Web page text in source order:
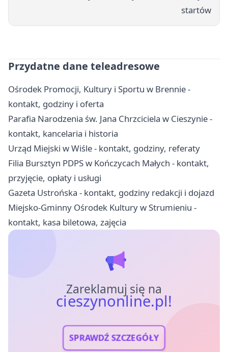
startów
Przydatne dane teleadresowe
Ośrodek Promocji, Kultury i Sportu w Brennie -
kontakt, godziny i oferta
Parafia Narodzenia św. Jana Chrzciciela w Cieszynie -
kontakt, kancelaria i historia
Urząd Miejski w Wiśle - kontakt, godziny, referaty
Filia Bursztyn PDPS w Kończycach Małych - kontakt,
przyjęcie, opłaty i usługi
Gazeta Ustrońska - kontakt, godziny redakcji i dojazd
Miejsko-Gminny Ośrodek Kultury w Strumieniu -
kontakt, kasa biletowa, zajęcia
Zareklamuj się na
cieszynonline.pl!
SPRAWDŹ SZCZEGÓŁY